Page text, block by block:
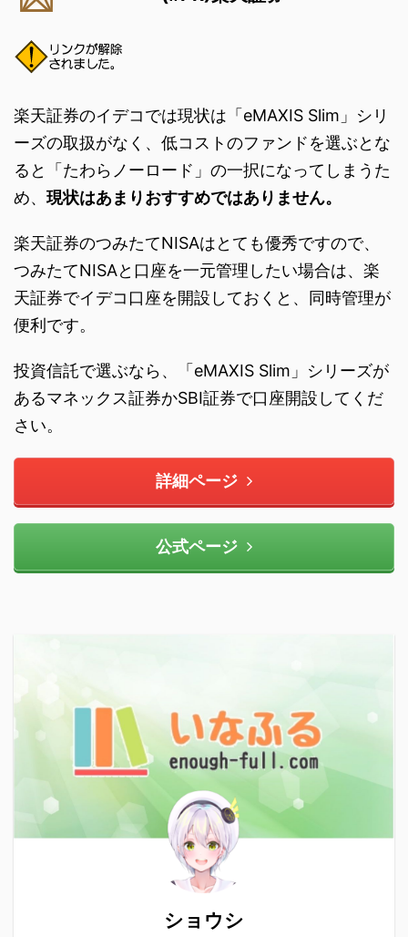
楽天証券のイデコでは現状は「eMAXIS Slim」シリ
ーズの取扱がなく、低コストのファンドを選ぶとな
ると「たわらノーロード」の一択になってしまうた
め、 現状はあまりおすすめではありません。
楽天証券のつみたてNISAはとても優秀ですので、
つみたてNISAと口座を一元管理したい場合は、楽
天証券でイデコ口座を開設しておくと、同時管理が
便利です。
投資信託で選ぶなら、「eMAXIS Slim」シリーズが
あるマネックス証券かSBI証券で口座開設してくだ
さい。
詳細ページ
公式ページ
ショウシ